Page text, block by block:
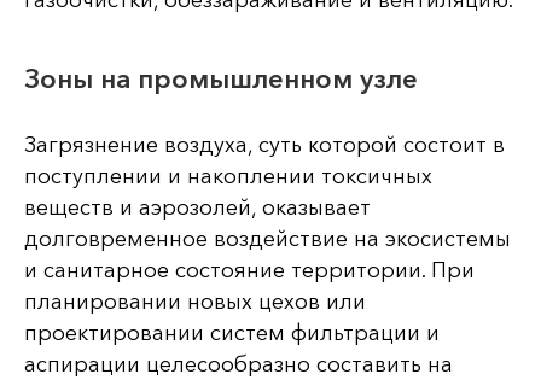
Зоны на промышленном узле
Загрязнение воздуха, суть которой состоит в
поступлении и накоплении токсичных
веществ и аэрозолей, оказывает
долговременное воздействие на экосистемы
и санитарное состояние территории. При
планировании новых цехов или
проектировании систем фильтрации и
аспирации целесообразно составить на